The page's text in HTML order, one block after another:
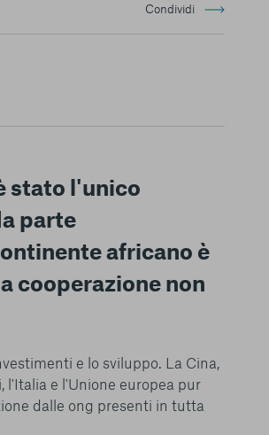
Condividi
stato l'unico
parte
africano è
cooperazione non
e lo sviluppo. La Cina,
l'Italia e l'Unione europea pur
dalle ong presenti in tutta